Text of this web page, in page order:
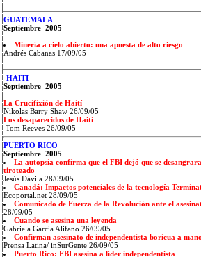
GUATEMALA
Septiembre 2005
Minería a cielo abierto: una apuesta de alto riesgo
Andrés Cabanas 17/09/05
HAITI
Septiembre 2005
La Crucifixión de Haití
Nikolas Barry Shaw 26/09/05
Los desaparecidos de Haití
Tom Reeves 26/09/05
PUERTO RICO
Septiembre 2005
La autopsia confirma que el FBI dejó que se
tiroteado
Jesús Dávila 28/09/05
Canadá: Impactos potenciales de la tecnología
Ecoportal.net 28/09/05
Comunicado de Fuerza de la Revolución ante el
28/09/05
Cuando se asesina una leyenda
Gabriela García Alifano 26/09/05
Confirman asesinato de independentista boricua a
Prensa Latina/ inSurGente 26/09/05
Puerto Rico: FBI asesina a líder independentista